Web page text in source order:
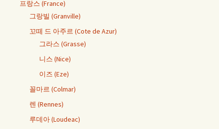
프랑스 (France)
그랑빌 (Granville)
꼬떼 드 아주르 (Cote de Azur)
그라스 (Grasse)
니스 (Nice)
이즈 (Eze)
꼴마르 (Colmar)
렌 (Rennes)
루데아 (Loudeac)